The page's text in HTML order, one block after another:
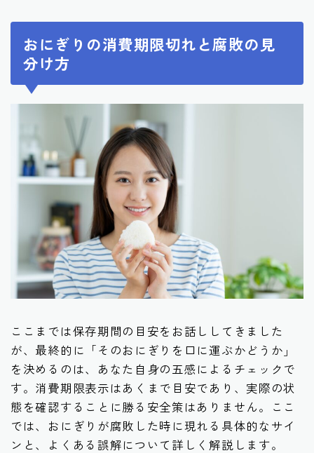
おにぎりの消費期限切れと腐敗の見
分け方
ここまでは保存期間の目安をお話ししてきました
が、最終的に「そのおにぎりを口に運ぶかどうか」
を決めるのは、あなた自身の五感によるチェックで
す。消費期限表示はあくまで目安であり、実際の状
態を確認することに勝る安全策はありません。ここ
では、おにぎりが腐敗した時に現れる具体的なサイ
ンと、よくある誤解について詳しく解説します。